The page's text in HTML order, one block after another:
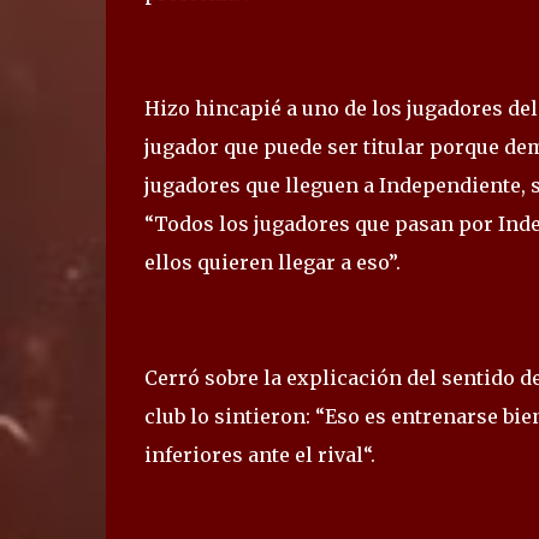
Hizo hincapié a uno de los jugadores
jugador que puede ser titular porque
jugadores que lleguen a Independiente,
“Todos los jugadores que pasan por
ellos quieren llegar a eso”.
Cerró sobre la explicación del sentido
club lo sintieron: “Eso es entrenarse
inferiores ante el rival“.